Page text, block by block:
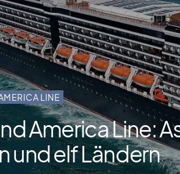
LINE
America Line:
und elf Ländern